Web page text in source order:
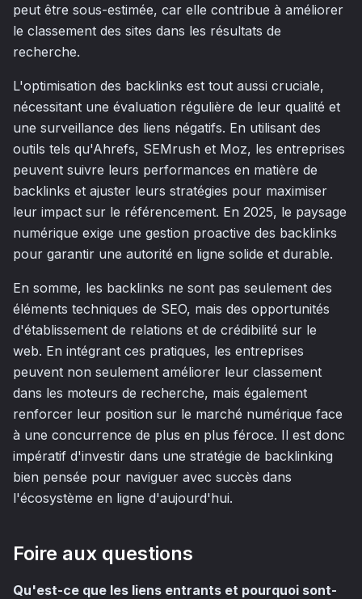
peut être sous-estimée, car elle contribue à améliorer
le classement des sites dans les résultats de
recherche.
L'optimisation des backlinks est tout aussi cruciale,
nécessitant une évaluation régulière de leur qualité et
une surveillance des liens négatifs. En utilisant des
outils tels qu'Ahrefs, SEMrush et Moz, les entreprises
peuvent suivre leurs performances en matière de
backlinks et ajuster leurs stratégies pour maximiser
leur impact sur le référencement. En 2025, le paysage
numérique exige une gestion proactive des backlinks
pour garantir une autorité en ligne solide et durable.
En somme, les backlinks ne sont pas seulement des
éléments techniques de SEO, mais des opportunités
d'établissement de relations et de crédibilité sur le
web. En intégrant ces pratiques, les entreprises
peuvent non seulement améliorer leur classement
dans les moteurs de recherche, mais également
renforcer leur position sur le marché numérique face
à une concurrence de plus en plus féroce. Il est donc
impératif d'investir dans une stratégie de backlinking
bien pensée pour naviguer avec succès dans
l'écosystème en ligne d'aujourd'hui.
Foire aux questions
Qu'est-ce que les liens entrants et pourquoi sont-